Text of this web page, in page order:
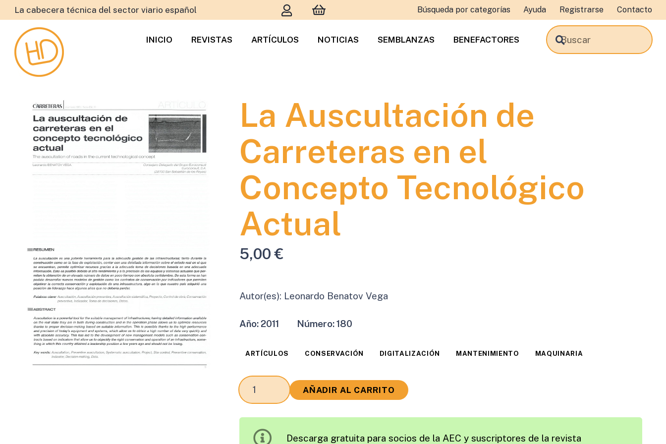
La cabecera técnica del sector viario español Búsqueda por categorías Ayuda Registrarse Contacto
INICIO REVISTAS ARTÍCULOS NOTICIAS SEMBLANZAS BENEFACTORES
La Auscultación de
Carreteras en el
Concepto Tecnológico
Actual
5,00€
Autor(es): Leonardo Benatov Vega
Año:2011 Número:180
ARTÍCULOS CONSERVACIÓN DIGITALIZACIÓN MANTENIMIENTO MAQUINARIA
La
Auscultación
AÑADIR AL CARRITO
Descarga gratuita para socios de la AEC y suscriptores de la revista